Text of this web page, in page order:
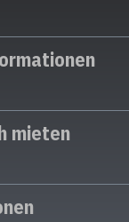
mieten